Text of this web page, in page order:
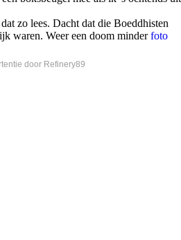
zo lees. Dacht dat die Boeddhisten
waren. Weer een doom minderfoto
door Refinery89